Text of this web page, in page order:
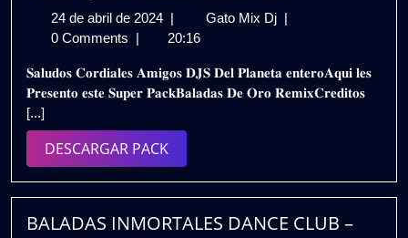
24 de abril de 2024 24
de
de
2024
Gato Mix Dj 𝗣𝗔𝗖𝗞
𝗢𝗥𝗢
𝗥𝗘𝗠𝗜𝗫
𝗤𝗨𝗜𝗡𝗧𝗔𝗡𝗔
/
𝗚𝗥𝗔𝗧𝗜𝗦
0 Comments
20:16
𝐒𝐚𝐥𝐮𝐝𝐨𝐬 𝐂𝐨𝐫𝐝𝐢𝐚𝐥𝐞𝐬 𝐀𝐦𝐢𝐠𝐨𝐬 𝐃𝐉𝐒 𝐃𝐞𝐥 𝐏𝐥𝐚𝐧𝐞𝐭𝐚 𝐞𝐧𝐭𝐞𝐫𝐨𝐀𝐪𝐮𝐢 𝐥𝐞𝐬
𝐏𝐫𝐞𝐬𝐞𝐧𝐭𝐨 𝐞𝐬𝐭𝐞 𝐒𝐮𝐩𝐞𝐫 𝐏𝐚𝐜𝐤𝐁𝐚𝐥𝐚𝐝𝐚𝐬 𝐃𝐞 𝐎𝐫𝐨 𝐑𝐞𝐦𝐢𝐱𝐂𝐫𝐞𝐝𝐢𝐭𝐨𝐬
[...]
DESCARGAR PACKDESCARGAR
PACK
BALADAS INMORTALES DANCE CLUB –